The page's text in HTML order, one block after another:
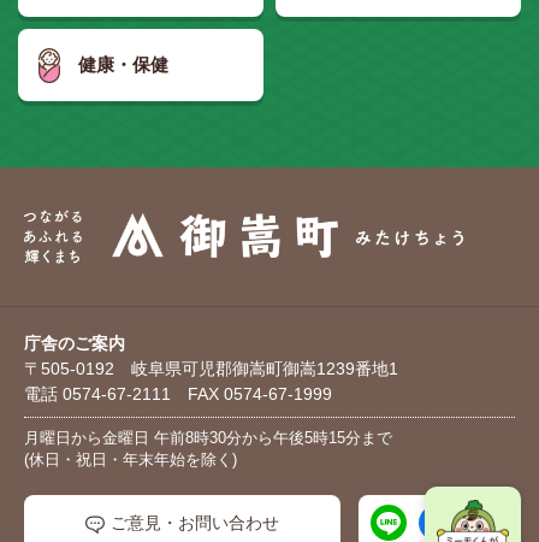
健康・保健
庁舎のご案内
〒505-0192 岐阜県可児郡御嵩町御嵩1239番地1
電話 0574-67-2111 FAX 0574-67-1999
月曜日から金曜日 午前8時30分から午後5時15分まで
(休日・祝日・年末年始を除く)
ご意見・お問い合わせ